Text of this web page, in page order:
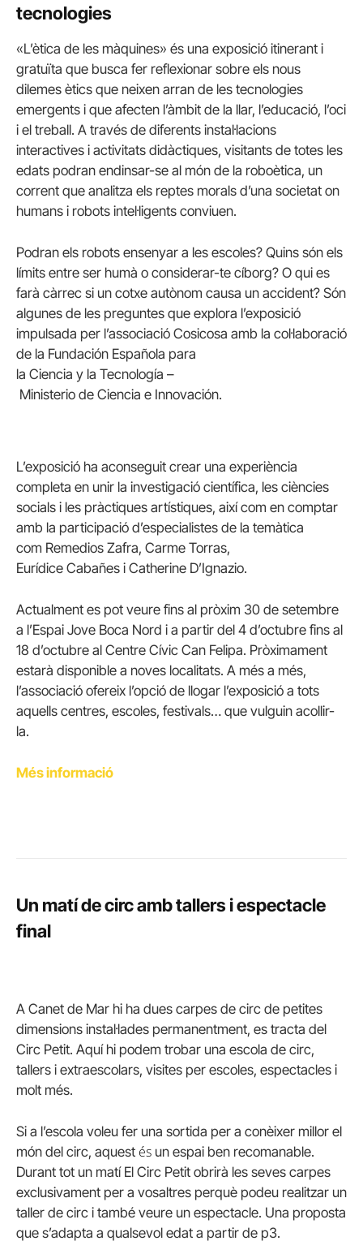
tecnologies
«L’ètica de les màquines» és una exposició itinerant i
gratuïta que busca fer reflexionar sobre els nous
dilemes ètics que neixen arran de les tecnologies
emergents i que afecten l’àmbit de la llar, l’educació, l’oci
i el treball. A través de diferents instal·lacions
interactives i activitats didàctiques, visitants de totes les
edats podran endinsar-se al món de la roboètica, un
corrent que analitza els reptes morals d’una societat on
humans i robots intel·ligents conviuen.
Podran els robots ensenyar a les escoles? Quins són els
límits entre ser humà o considerar-te cíborg? O qui es
farà càrrec si un cotxe autònom causa un accident? Són
algunes de les preguntes que explora l’exposició
impulsada per l’associació Cosicosa amb la col·laboració
de la Fundación Española para
la Ciencia y la Tecnología –
Ministerio de Ciencia e Innovación.
L’exposició ha aconseguit crear una experiència
completa en unir la investigació científica, les ciències
socials i les pràctiques artístiques, així com en comptar
amb la participació d’especialistes de la temàtica
com Remedios Zafra, Carme Torras,
Eurídice Cabañes i Catherine D’Ignazio.
Actualment es pot veure fins al pròxim 30 de setembre
a l’Espai Jove Boca Nord i a partir del 4 d’octubre fins al
18 d’octubre al Centre Cívic Can Felipa. Pròximament
estarà disponible a noves localitats. A més a més,
l’associació ofereix l’opció de llogar l’exposició a tots
aquells centres, escoles, festivals… que vulguin acollir-
la.
Més informació
Un matí de circ amb tallers i espectacle
final
A Canet de Mar hi ha dues carpes de circ de petites
dimensions instal·lades permanentment, es tracta del
Circ Petit. Aquí hi podem trobar una escola de circ,
tallers i extraescolars, visites per escoles, espectacles i
molt més.
Si a l’escola voleu fer una sortida per a conèixer millor el
món del circ, aquest és un espai ben recomanable.
Durant tot un matí El Circ Petit obrirà les seves carpes
exclusivament per a vosaltres perquè podeu realitzar un
taller de circ i també veure un espectacle. Una proposta
que s’adapta a qualsevol edat a partir de p3.